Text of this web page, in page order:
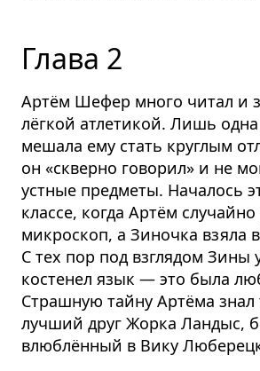
Глава 2
Артём Шефер много читал и
лёгкой атлетикой. Лишь одна
мешала ему стать круглым
он «скверно говорил» и не
устные предметы. Началось
классе, когда Артём
микроскоп, а Зиночка взяла
С тех пор под взглядом Зины
костенел язык — это была
Страшную тайну Артёма знал
лучший друг Жорка Ландыс,
влюблённый в Вику